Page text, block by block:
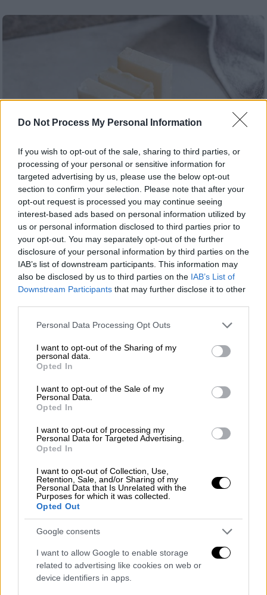
Do Not Process My Personal Information
If you wish to opt-out of the sale, sharing to third parties, or
processing of your personal or sensitive information for
targeted advertising by us, please use the below opt-out
section to confirm your selection. Please note that after your
opt-out request is processed you may continue seeing
interest-based ads based on personal information utilized by
us or personal information disclosed to third parties prior to
your opt-out. You may separately opt-out of the further
disclosure of your personal information by third parties on the
IAB’s list of downstream participants. This information may
also be disclosed by us to third parties on the IAB’s List of
Downstream Participants that may further disclose it to other
Please note that this website/app uses one or more Google
not limited to your visit or usage behaviour. You may click to
grant or deny consent to Google and its third-party tags to
use your data for below specified purposes in below Google
consent section.
Personal Data Processing Opt Outs
I want to opt-out of the Sharing of my
personal data.
Opted In
I want to opt-out of the Sale of my
Personal Data.
Opted In
I want to opt-out of processing my
Personal Data for Targeted Advertising.
Opted In
I want to opt-out of Collection, Use,
Retention, Sale, and/or Sharing of my
Personal Data that Is Unrelated with the
Purposes for which it was collected.
Opted Out
Google consents
I want to allow Google to enable storage
related to advertising like cookies on web or
device identifiers in apps.
Food & Drink|17.12.2023 09:30
Πώς γίνεται το βούτυρο «κλαριφιέ» που
ζητούν κάποιες συνταγές για
κουραμπιέδες
Αν σας άρεσε μια συνταγή για κουραμπιέδες
που όμως ζητάει βούτυρο «κλαριφιέ» -ή
διαυγές- να ξέρετε ότι παρασκευάζεται στο
σπίτι χωρίς να απαιτεί ιδιαίτερα σκεύη
16.12.2023 14:12
«Οι φονικοί κουραμπιέδες»: Το
χριστουγεννιάτικο έγκλημα του 1965
που έμεινε στην ιστορία